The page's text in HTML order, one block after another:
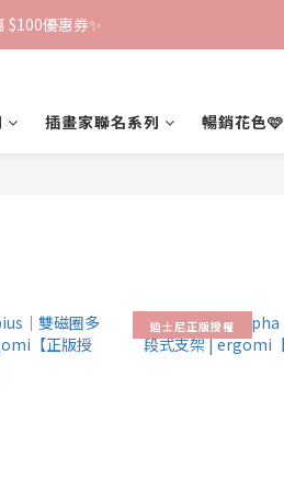
折價券🎀
$100優惠券✨
折價券🎀
插畫家聯名系列 暢銷花色🩷
迪士尼正版授權